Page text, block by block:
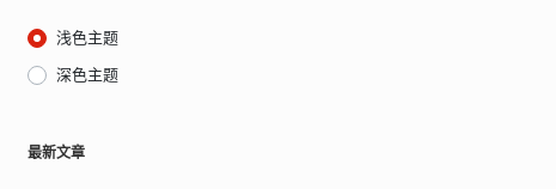
浅色主题
深色主题
最新文章